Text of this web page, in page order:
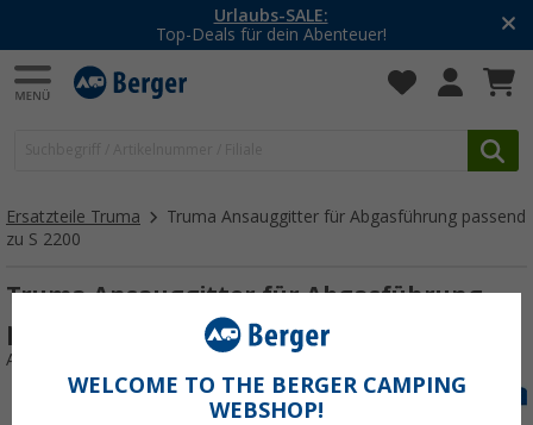
Urlaubs-SALE:
Top-Deals für dein Abenteuer!
Ersatzteile Truma
Truma Ansauggitter für Abgasführung passend
zu S 2200
Truma Ansauggitter für Abgasführung
passend zu S 2200
Art.-Nr.: AnsauggitterS2200123843
WELCOME TO THE BERGER CAMPING
WEBSHOP!